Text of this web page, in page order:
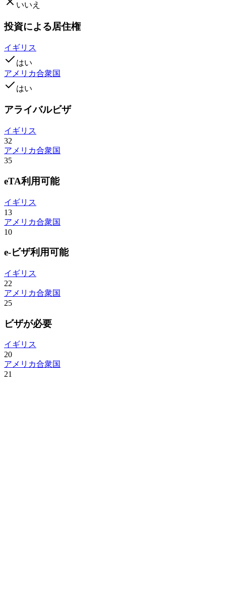
いいえ
投資による居住権
イギリス
はい
アメリカ合衆国
はい
アライバルビザ
イギリス
32
アメリカ合衆国
35
eTA利用可能
イギリス
13
アメリカ合衆国
10
e-ビザ利用可能
イギリス
22
アメリカ合衆国
25
ビザが必要
イギリス
20
アメリカ合衆国
21